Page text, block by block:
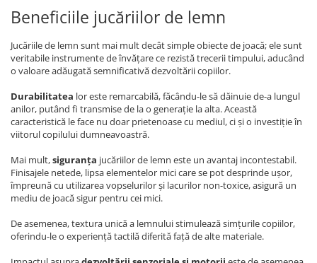
Beneficiile jucăriilor de lemn
Jucăriile de lemn sunt mai mult decât simple obiecte de joacă; ele sunt
veritabile instrumente de învățare ce rezistă trecerii timpului, aducând
o valoare adăugată semnificativă dezvoltării copiilor.
Durabilitatea lor este remarcabilă, făcându-le să dăinuie de-a lungul
anilor, putând fi transmise de la o generație la alta. Această
caracteristică le face nu doar prietenoase cu mediul, ci și o investiție în
viitorul copilului dumneavoastră.
Mai mult,siguranța jucăriilor de lemn este un avantaj incontestabil.
Finisajele netede, lipsa elementelor mici care se pot desprinde ușor,
împreună cu utilizarea vopselurilor și lacurilor non-toxice, asigură un
mediu de joacă sigur pentru cei mici.
De asemenea, textura unică a lemnului stimulează simțurile copiilor,
oferindu-le o experiență tactilă diferită față de alte materiale.